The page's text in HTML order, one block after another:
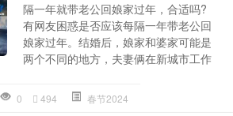
隔一年就带老公回娘家过年，合适吗?
有网友困惑是否应该每隔一年带老公回
娘家过年。结婚后，娘家和婆家可能是
两个不同的地方，夫妻俩在新城市工作
0 494 春节2024